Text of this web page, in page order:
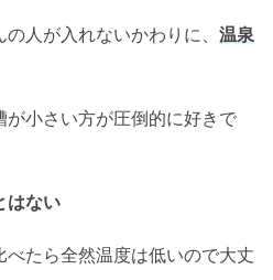
人が入れないかわりに、 温泉
が小さい方が圧倒的に好きで
はない
たら全然温度は低いので大丈